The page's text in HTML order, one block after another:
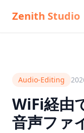
Zenith Studio
Audio-Editing
WiFi経由
音声ファ